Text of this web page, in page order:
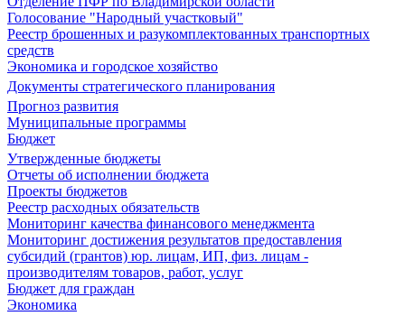
Голосование "Народный участковый"
Реестр брошенных и разукомплектованных транспортных
средств
Экономика и городское хозяйство
Документы стратегического планирования
Прогноз развития
Муниципальные программы
Бюджет
Утвержденные бюджеты
Отчеты об исполнении бюджета
Проекты бюджетов
Реестр расходных обязательств
Мониторинг качества финансового менеджмента
Мониторинг достижения результатов предоставления
субсидий (грантов) юр. лицам, ИП, физ. лицам -
производителям товаров, работ, услуг
Бюджет для граждан
Экономика